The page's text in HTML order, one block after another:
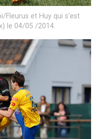
Fleurus et Huy qui s’est
le 04/05 /2014.